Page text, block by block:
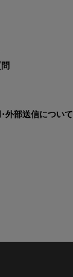
外部送信について